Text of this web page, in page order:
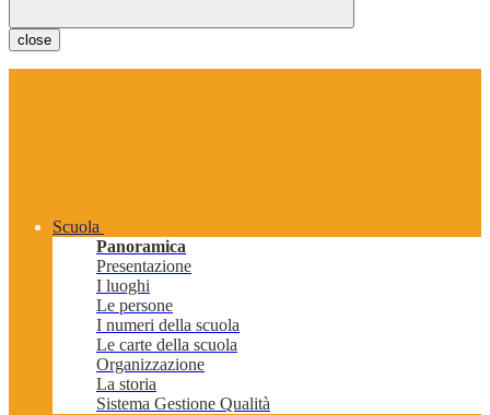
close
Scuola
Panoramica
Presentazione
I luoghi
Le persone
I numeri della scuola
Le carte della scuola
Organizzazione
La storia
Sistema Gestione Qualità